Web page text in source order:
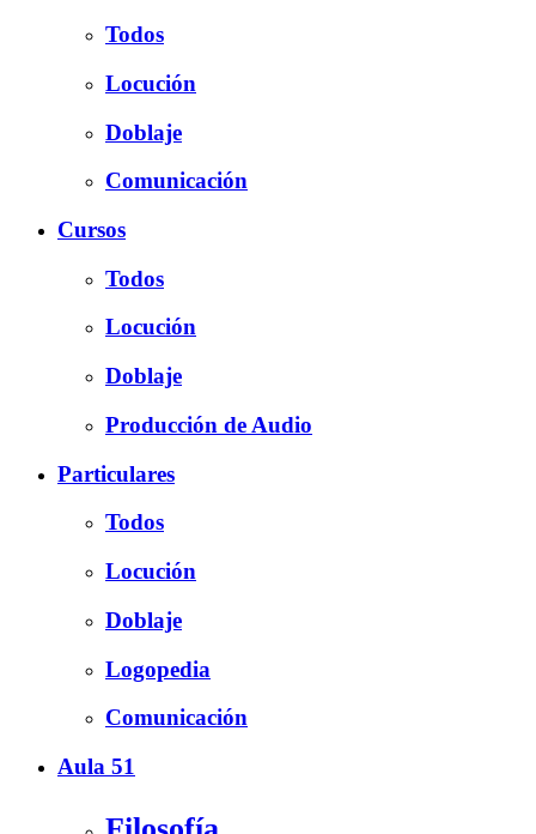
Todos
Locución
Doblaje
Comunicación
Cursos
Todos
Locución
Doblaje
Producción de Audio
Particulares
Todos
Locución
Doblaje
Logopedia
Comunicación
Aula 51